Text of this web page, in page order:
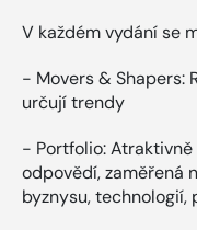
V každém vydání se
- Movers & Shapers:
určují trendy
- Portfolio:
odpovědí, zaměřená
byznysu,